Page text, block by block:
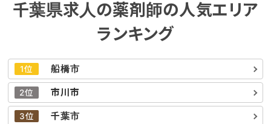
千葉県求人の薬剤師の人気エリア
ランキング
1位 船橋市
2位 市川市
3位 千葉市